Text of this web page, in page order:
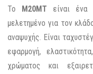
Το M20MT είναι
μελετημένο για τον
αναψυχής. Είναι
εφαρμογή,
χρώματος και